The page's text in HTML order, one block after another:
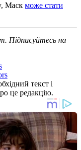
Маск може стати
Підписуйтесь на
текст і
це редакцію.